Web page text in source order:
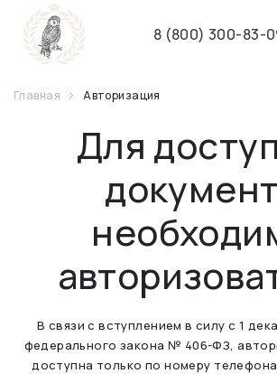
8 (800) 300-83-
Главная Авторизация
Для
В связи с вступлением в силу с 1
федерального закона № 406-ФЗ,
доступна только по номеру